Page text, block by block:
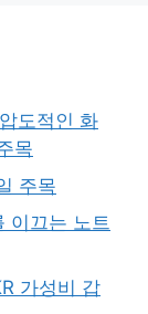
도적인 화
목
주목
이끄는 노트
가성비 갑